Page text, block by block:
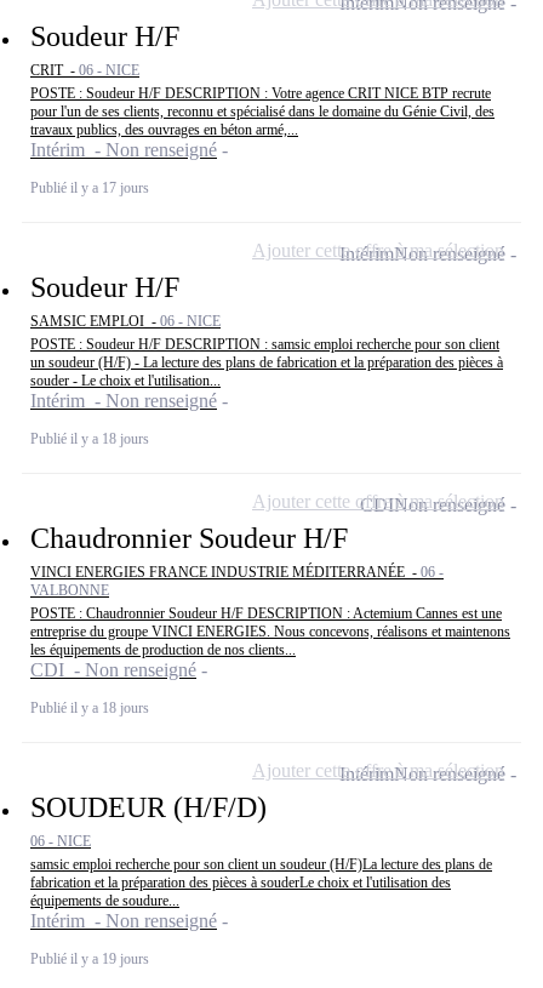
Soudeur H/F
CRIT - 06 - NICE
POSTE : Soudeur H/F DESCRIPTION : Votre agence CRIT NICE BTP recrute
pour l'un de ses clients, reconnu et spécialisé dans le domaine du Génie Civil, des
travaux publics, des ouvrages en béton armé,...
Intérim - Non renseigné
Publié il y a 17 jours
Soudeur H/F
SAMSIC EMPLOI - 06 - NICE
POSTE : Soudeur H/F DESCRIPTION : samsic emploi recherche pour son client
un soudeur (H/F) - La lecture des plans de fabrication et la préparation des pièces à
souder - Le choix et l'utilisation...
Intérim - Non renseigné
Publié il y a 18 jours
IntérimNon renseigné
Ajouter cette offre à ma sélection
Chaudronnier Soudeur H/F
VINCI ENERGIES FRANCE INDUSTRIE MÉDITERRANÉE - 06 -
VALBONNE
POSTE : Chaudronnier Soudeur H/F DESCRIPTION : Actemium Cannes est une
entreprise du groupe VINCI ENERGIES. Nous concevons, réalisons et maintenons
les équipements de production de nos clients...
CDI - Non renseigné
Publié il y a 18 jours
CDINon renseigné
Ajouter cette offre à ma sélection
SOUDEUR (H/F/D)
06 - NICE
samsic emploi recherche pour son client un soudeur (H/F)La lecture des plans de
fabrication et la préparation des pièces à souderLe choix et l'utilisation des
équipements de soudure...
Intérim - Non renseigné
Publié il y a 19 jours
IntérimNon renseigné
Ajouter cette offre à ma sélection